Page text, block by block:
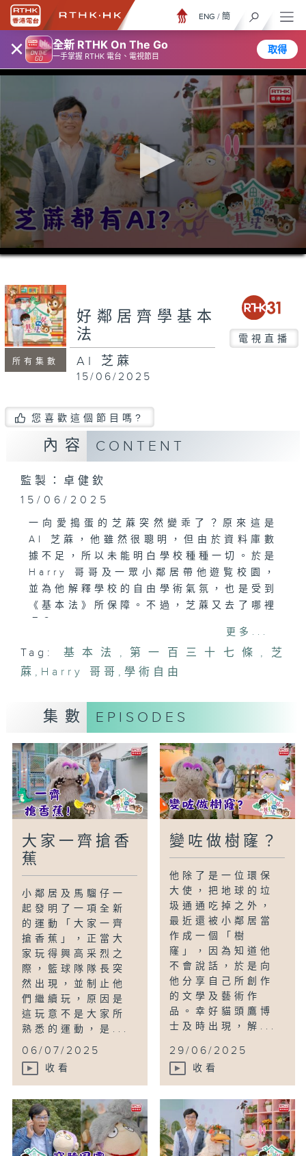
× 全新 RTHK On The Go
一手掌握 RTHK 電台、電視節目
取得
ENG / 簡
0
seconds
seconds
所有集數
好鄰居齊學基本
法
電視直播
AI 芝蔴
15/06/2025
您喜歡這個節目嗎?
內容 CONTENT
監製：卓健欽
15/06/2025
一向愛搗蛋的芝蔴突然變乖了？原來這是
AI 芝蔴，他雖然很聰明，但由於資料庫數
據不足，所以未能明白學校種種一切。於是
Harry 哥哥及一眾小鄰居帶他遊覧校園，
並為他解釋學校的自由學術氣氛，也是受到
《基本法》所保障。不過，芝蔴又去了哪裡
《基本法》第一百三十七條
各類院校均可保留其自主性並享有學術自
員和選用教材。宗教組織所辦的學校可繼續
提供宗教教育，包括開設宗教課程。
求學的自由。
更多...
Tag: 基本法 , 第一百三十七條 ,
芝
蔴 , Harry 哥哥 ,學術自由
集數 EPISODES
大家一齊搶香
蕉
小鄰居及馬騮仔一
起發明了一項全新
的運動「大家一齊
搶香蕉」，正當大
家玩得興高采烈之
際，籃球隊隊長突
然出現，並制止他
們繼續玩，原因是
這玩意不是大家所
熟悉的運動，是...
06/07/2025
收看
變咗做樹窿？
他除了是一位環保
大使，把地球的垃
圾通通吃掉之外，
最近還被小鄰居當
作成一個「樹
窿」，因為知道他
不會說話，於是向
他分享自己所創作
的文學及藝術作
品。幸好貓頭鷹博
士及時出現，解...
29/06/2025
收看